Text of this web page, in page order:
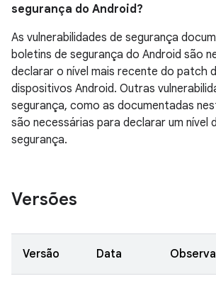
segurança do Android?
As vulnerabilidades de segurança
boletins de segurança do Android são
declarar o nível mais recente do patch
dispositivos Android. Outras
segurança, como as documentadas
são necessárias para declarar um nível
segurança.
Versões
Versão Data